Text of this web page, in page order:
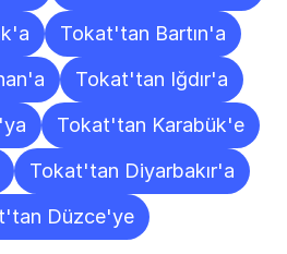
Tokat'tan Bartın'a
Tokat'tan Iğdır'a
Tokat'tan Karabük'e
Tokat'tan Diyarbakır'a
Düzce'ye